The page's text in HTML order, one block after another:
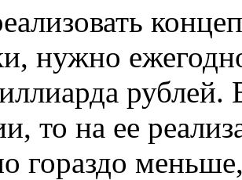
нужно
рублей.
то на ее
гораздо